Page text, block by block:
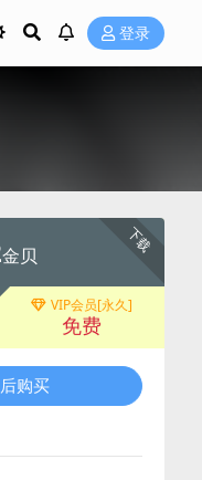
登录
下载
金贝
VIP会员[永久]
免费
购买